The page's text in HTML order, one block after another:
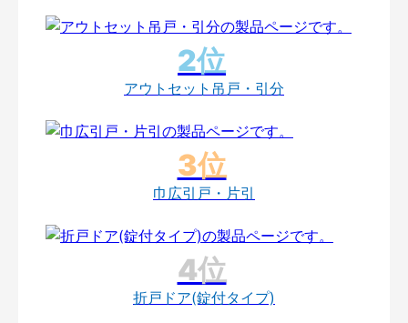
アウトセット吊戸・引分
巾広引戸・片引
折戸ドア(錠付タイプ)